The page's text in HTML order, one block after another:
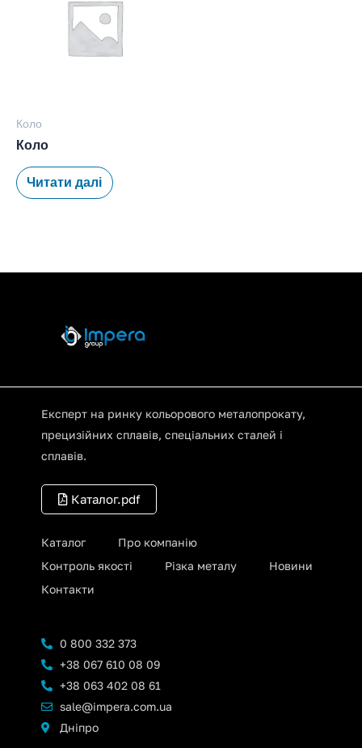
Коло
Коло
Читати далі
Експерт на ринку кольорового металопрокату,
прецизійних сплавів, спеціальних сталей і
сплавів.
Каталог.pdf
Каталог
Про компанію
Контроль якості
Різка металу
Новини
Контакти
0 800 332 373
+38 067 610 08 09
+38 063 402 08 61
sale@impera.com.ua
Дніпро